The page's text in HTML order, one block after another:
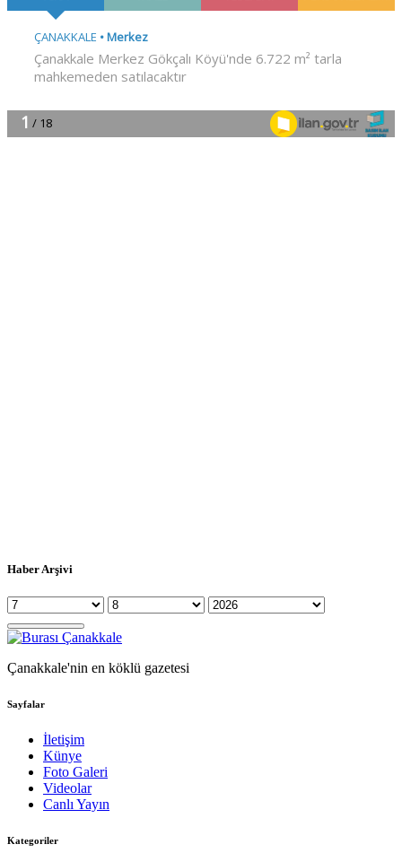
Haber Arşivi
Çanakkale'nin en köklü gazetesi
Sayfalar
İletişim
Künye
Foto Galeri
Videolar
Canlı Yayın
Kategoriler